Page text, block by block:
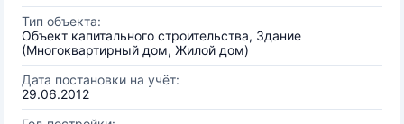
Тип объекта:
Объект капитального строительства, Здание
(Многоквартирный дом, Жилой дом)
Дата постановки на учёт:
29.06.2012